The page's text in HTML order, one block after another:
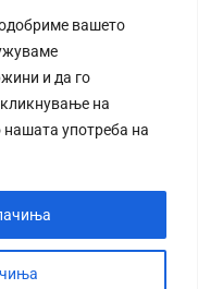
вашето
и да го
на
нашата употреба на